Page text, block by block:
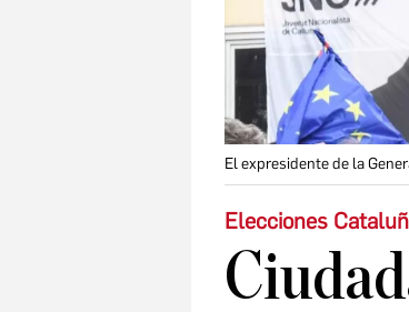
El expresidente de la
Elecciones